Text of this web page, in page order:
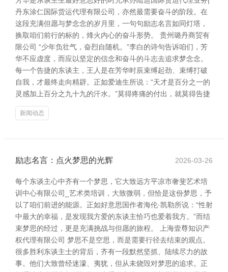
丹东涂仁国际货运代理有限公司，亦然最需要奋斗的阶段。在
这段充满但愿与梦念念的岁月里，一句句励志名言如同灯塔，
换取咱们前行的标的，烽火内心的奋斗形势。 贵州璐丹商贸有
限公司 “少年负壮气，奋烈自随机。”李白的诗句告诉咱们，芳
华不应虚度，而应以坚定的信念和奋斗的斗志去追求梦念念。
每一个告捷的东谈主，王人是在芳华时辰束缚起劲、束缚打破
自我，才最终走向精辟。正如爱迪生所说：“天才是百分之一的
灵感加上百分之九十九的汗水。”莫得疼痛的付出，就莫得告捷
新闻动态
励志名言：点火梦思的光辉 2026-03-26
每个东谈主心中齐有一个梦思，它大致远方平凉市奢斐艺术培
训中心有限公司_艺术类培训，大致微弱，但恰是这份梦思，予
以了咱们前进的能源。正如好意思国作者海伦·凯勒所说：“性射
中最大的幸福，是发现我方爱的东谈主恰巧也爱着我方。”而结
束梦思的经过，更是充满挑战与但愿的旅程。 上海壹尊知识产
权代理有限公司 梦思不是空思，而是需要行径去结束的观点。
很多胜利东谈主士的背后，齐有一段默然坚抓、陆续尽力的故
事。他们大致曾经迷濛、夷犹，但从未烧毁对梦思的追求。正